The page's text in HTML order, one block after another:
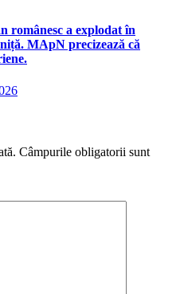
românesc a explodat în
MApN precizează că
Câmpurile obligatorii sunt